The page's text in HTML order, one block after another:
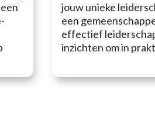
jouw unieke
een
effectief
inzichten om in